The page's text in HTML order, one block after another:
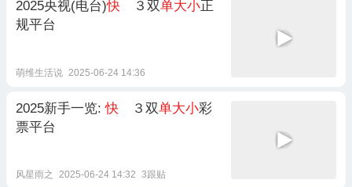
2025央视(电台)快 ３双单大小正
规平台
萌维生活说 2025-06-24 14:36
2025新手一览:快 ３双单大小彩
票平台
风星雨之 2025-06-24 14:32 3跟贴